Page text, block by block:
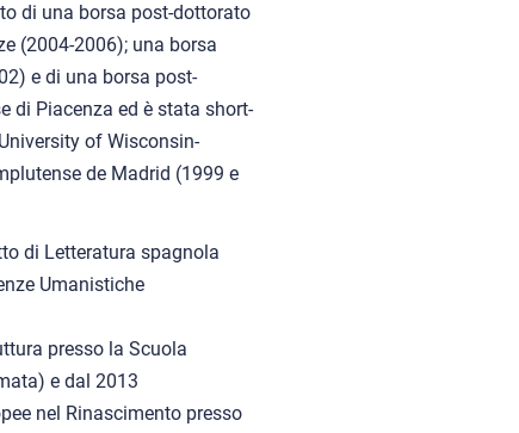
di una borsa post-dottorato
(2004-2006); una borsa
e di una borsa post-
di Piacenza ed è stata short-
of Wisconsin-
de Madrid (1999 e
di Letteratura spagnola
Umanistiche
presso la Scuola
e dal 2013
nel Rinascimento presso